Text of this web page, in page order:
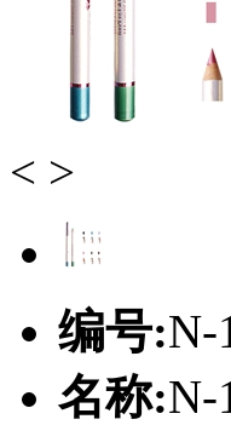
< >
编号:N-
名称:N-